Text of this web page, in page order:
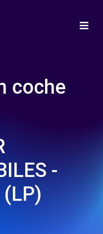
coche
-
(LP)